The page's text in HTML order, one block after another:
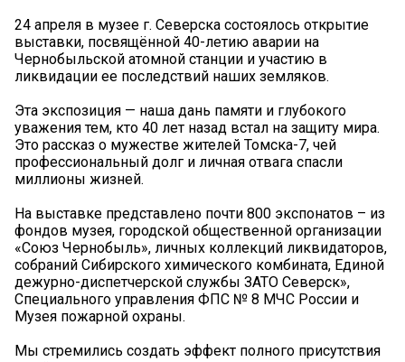
24 апреля в музее г. Северска состоялось открытие
выставки, посвящённой 40-летию аварии на
Чернобыльской атомной станции и участию в
ликвидации ее последствий наших земляков.
Эта экспозиция — наша дань памяти и глубокого
уважения тем, кто 40 лет назад встал на защиту мира.
Это рассказ о мужестве жителей Томска-7, чей
профессиональный долг и личная отвага спасли
миллионы жизней.
На выставке представлено почти 800 экспонатов – из
фондов музея, городской общественной организации
«Союз Чернобыль», личных коллекций ликвидаторов,
собраний Сибирского химического комбината, Единой
дежурно-диспетчерской службы ЗАТО Северск»,
Специального управления ФПС № 8 МЧС России и
Музея пожарной охраны.
Мы стремились создать эффект полного присутствия